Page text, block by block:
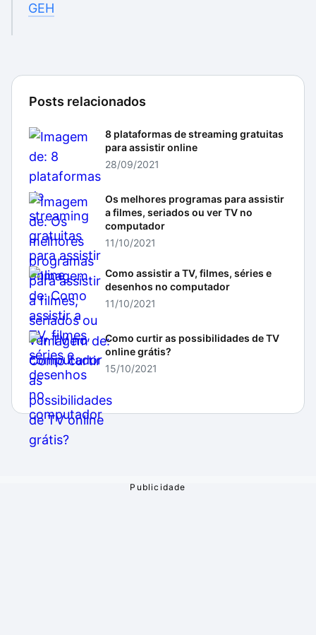
GEH
Posts relacionados
8 plataformas de streaming gratuitas
para assistir online
28/09/2021
Os melhores programas para assistir
a filmes, seriados ou ver TV no
computador
11/10/2021
Como assistir a TV, filmes, séries e
desenhos no computador
11/10/2021
Como curtir as possibilidades de TV
online grátis?
15/10/2021